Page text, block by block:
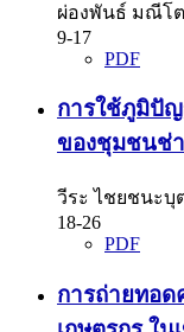
ผ่องพันธ์ มณีโต
9-17
PDF
การใช้ภูมิปั
ของชุมชนช่า
วีระ ไชยชนะบุ
18-26
PDF
การถ่ายทอ